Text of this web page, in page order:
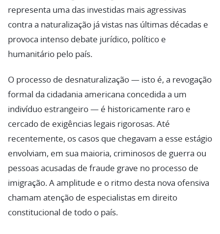
representa uma das investidas mais agressivas
contra a naturalização já vistas nas últimas décadas e
provoca intenso debate jurídico, político e
humanitário pelo país.
O processo de desnaturalização — isto é, a revogação
formal da cidadania americana concedida a um
indivíduo estrangeiro — é historicamente raro e
cercado de exigências legais rigorosas. Até
recentemente, os casos que chegavam a esse estágio
envolviam, em sua maioria, criminosos de guerra ou
pessoas acusadas de fraude grave no processo de
imigração. A amplitude e o ritmo desta nova ofensiva
chamam atenção de especialistas em direito
constitucional de todo o país.